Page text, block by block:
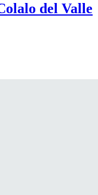
del Valle